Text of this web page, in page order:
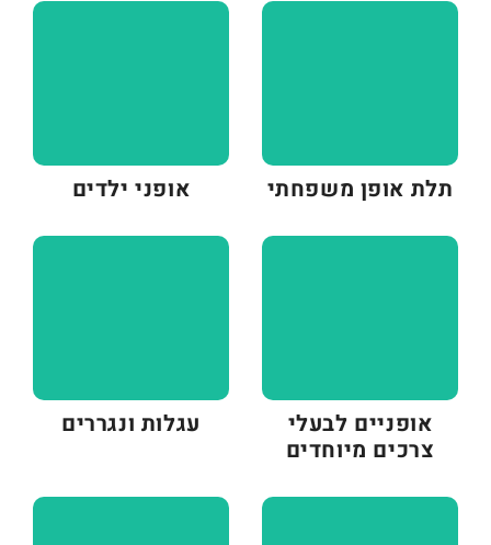
תלת אופן משפחתי אופני ילדים
אופניים לבעלי
צרכים מיוחדים
עגלות ונגררים